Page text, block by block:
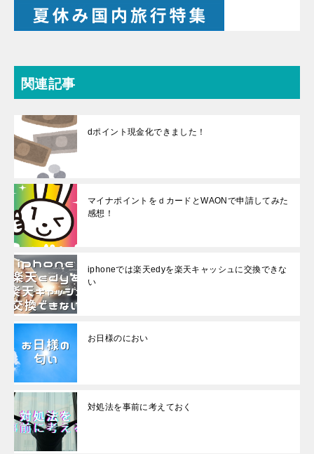
関連記事
dポイント現金化できました！
マイナポイントをｄカードとWAONで申請してみた
感想！
iphoneでは楽天edyを楽天キャッシュに交換できな
い
お日様のにおい
対処法を事前に考えておく